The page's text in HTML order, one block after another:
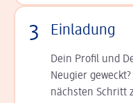
3 Einladung
Dein Profil und
Neugier
nächsten Schritt